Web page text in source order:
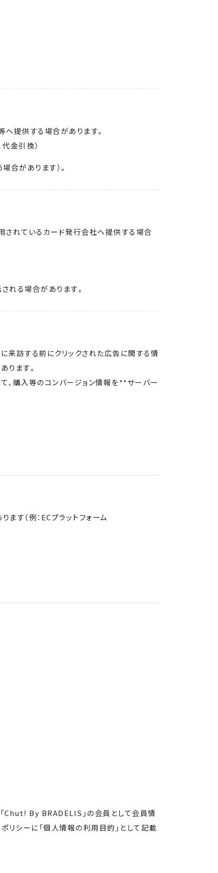
提供する場合があります。
金引換）
合があります）。
されているカード発行会社へ提供する場合
れる場合があります。
来訪する前にクリックされた広告に関する情
ります。
、購入等のコンバージョン情報を**サーバー
す（例：ECプラットフォーム
Chut! By BRADELIS」の会員として会員情
リシーに「個人情報の利用目的」として記載